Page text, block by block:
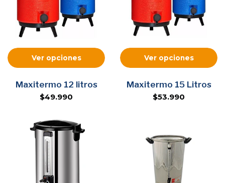
Ver opciones
Maxitermo 12 litros
$49.990
Ver opciones
Maxitermo 15 Litros
$53.990